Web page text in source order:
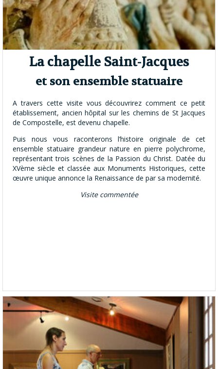
La chapelle Saint-Jacques
et son ensemble statuaire
A travers cette visite vous découvrirez comment ce petit
établissement, ancien hôpital sur les chemins de St Jacques
de Compostelle, est devenu chapelle.
Puis nous vous raconterons l’histoire originale de cet
ensemble statuaire grandeur nature en pierre polychrome,
représentant trois scènes de la Passion du Christ. Datée du
XVème siècle et classée aux Monuments Historiques, cette
œuvre unique annonce la Renaissance de par sa modernité.
Visite commentée